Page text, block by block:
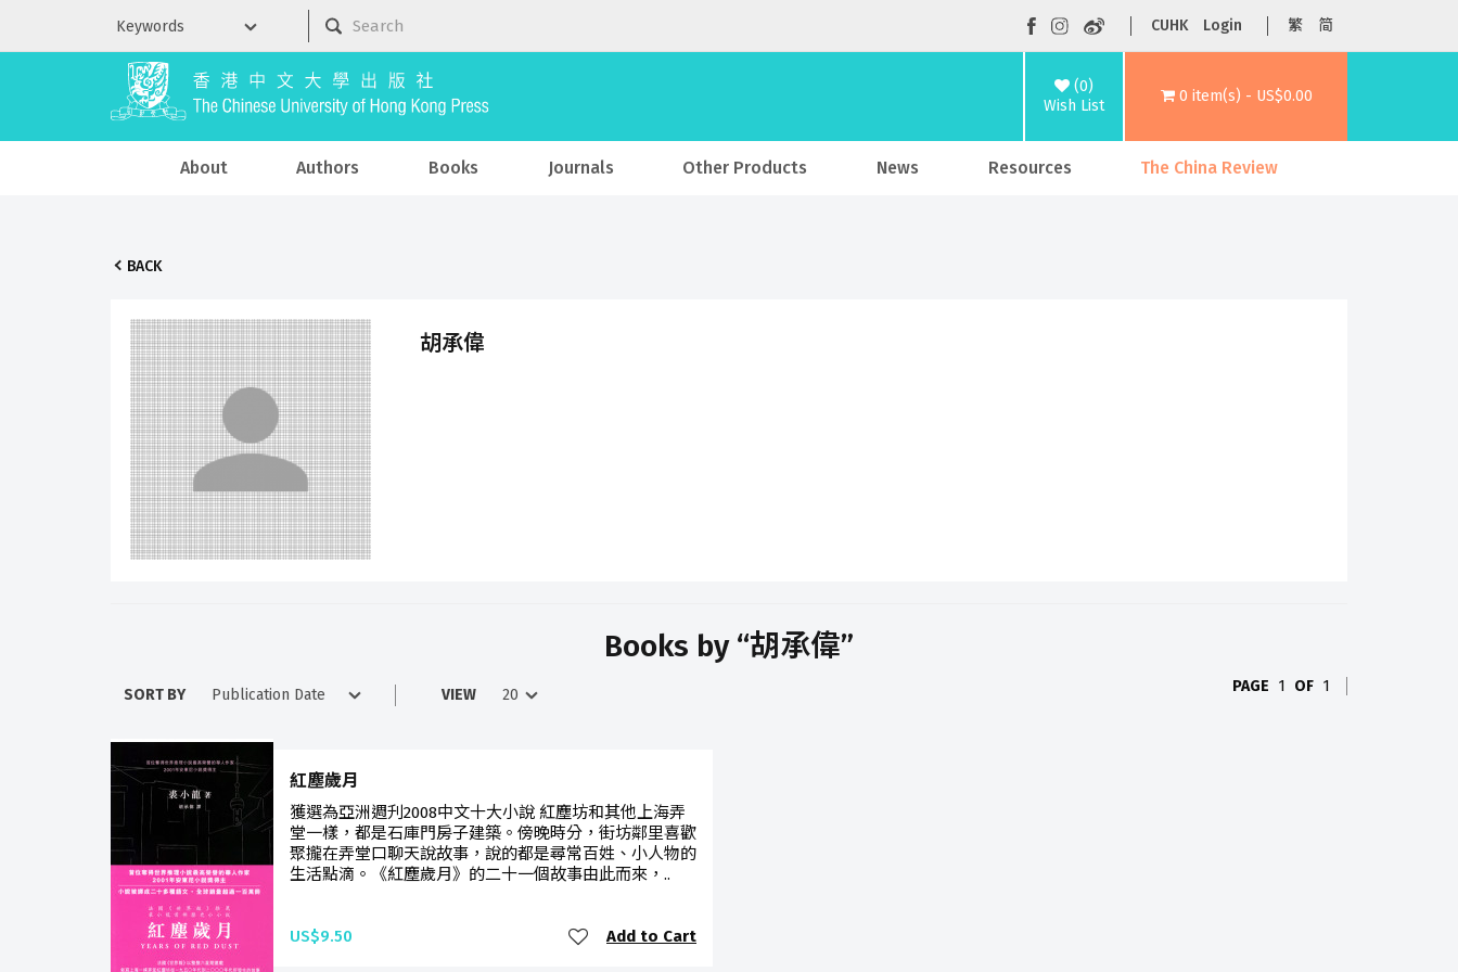
CUHK Login 繁 简
(0)
Wish List
0 item(s) - US$0.00
About Authors Books Journals Other Products News Resources The China Review
BACK
胡承偉
Books by “胡承偉”
SORT BY VIEW PAGE 1 OF 1
紅塵歲月
獲選為亞洲週刋2008中文十大小說 紅塵坊和其他上海弄
堂一樣，都是石庫門房子建築。傍晚時分，街坊鄰里喜歡
聚攏在弄堂口聊天說故事，說的都是尋常百姓、小人物的
生活點滴。《紅塵歲月》的二十一個故事由此而來，..
US$9.50 Add to Cart